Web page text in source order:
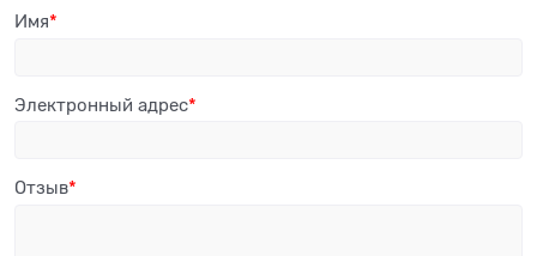
Имя
Электронный адрес
Отзыв